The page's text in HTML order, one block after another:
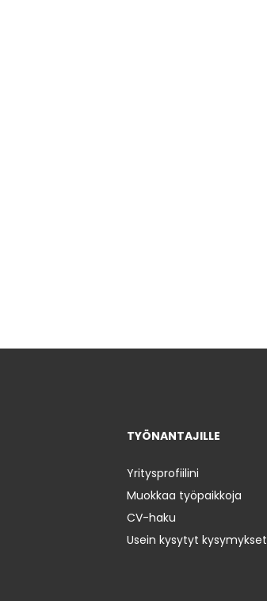
TYÖNANTAJILLE
Yritysprofiilini
Muokkaa työpaikkoja
CV-haku
Usein kysytyt kysymykset